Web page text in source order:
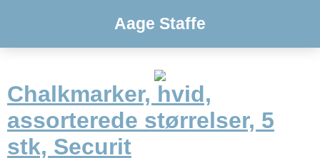
Aage Staffe
Chalkmarker, hvid,
assorterede størrelser, 5
stk, Securit